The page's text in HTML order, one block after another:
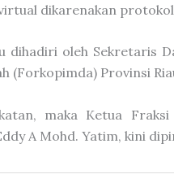
dikarenakan
dihadiri oleh Sekretaris
(Forkopimda) Provinsi
maka Ketua
A Mohd. Yatim, kini